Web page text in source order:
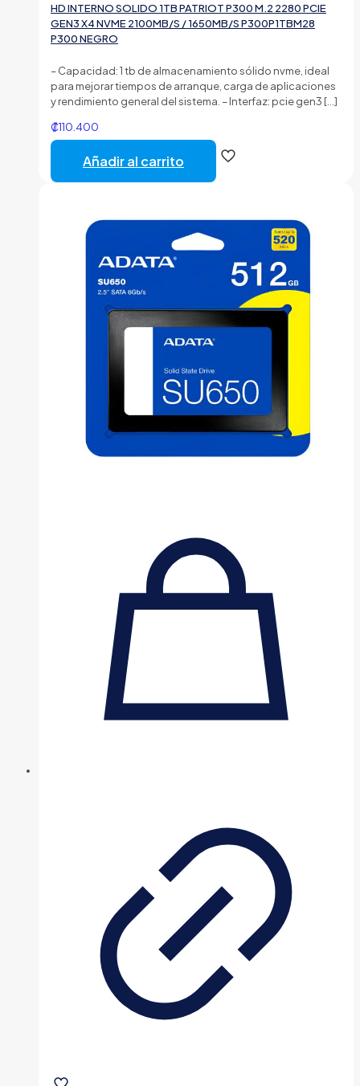
HD INTERNO SOLIDO 1TB PATRIOT P300 M.2 2280 PCIE
GEN3 X4 NVME 2100MB/S / 1650MB/S P300P1TBM28
P300 NEGRO
– Capacidad: 1 tb de almacenamiento sólido nvme, ideal
para mejorar tiempos de arranque, carga de aplicaciones
y rendimiento general del sistema. – Interfaz: pcie gen3 […]
₡110.400
Añadir al carrito